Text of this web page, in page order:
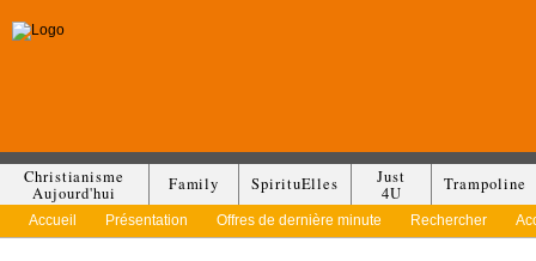
Christianisme
Aujourd'hui
Family SpirituElles
Just
4U
Trampoline
Accueil Présentation Offres de dernière minute Rechercher